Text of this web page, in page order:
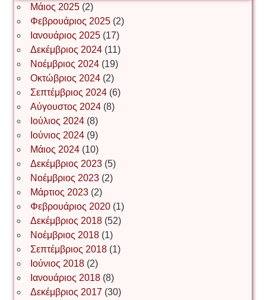
Ιωάννης Σ. Παπαφλωράτος
ΝΙΚΟΣ ΓΑΤΟΣ
Νίκος Λυγερός
Іван Буртик
Іван Наконечний
Інга Короткевич
Μάιος 2025(2)
Φεβρουάριος 2025(2)
Ιανουάριος 2025(17)
Δεκέμβριος 2024(11)
Νοέμβριος 2024(19)
Οκτώβριος 2024(2)
Σεπτέμβριος 2024(6)
Αύγουστος 2024(8)
Ιούλιος 2024(8)
Ιούνιος 2024(9)
Μάιος 2024(10)
Δεκέμβριος 2023(5)
Νοέμβριος 2023(2)
Μάρτιος 2023(2)
Φεβρουάριος 2020(1)
Δεκέμβριος 2018(52)
Νοέμβριος 2018(1)
Σεπτέμβριος 2018(1)
Ιούνιος 2018(2)
Ιανουάριος 2018(8)
Δεκέμβριος 2017 (30)